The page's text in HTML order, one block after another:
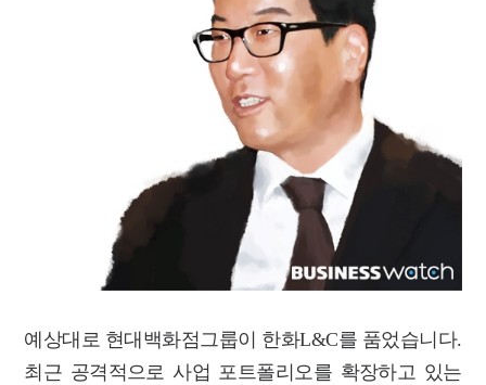
예상대로 현대백화점그룹이 한화L&C를 품었습니다.
최근 공격적으로 사업 포트폴리오를 확장하고 있는